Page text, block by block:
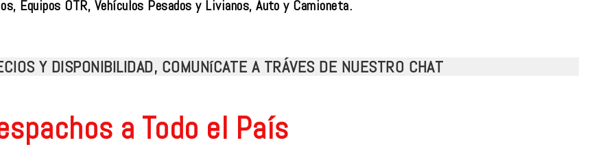
Equipos OTR, Vehículos Pesados y Livianos, Auto y Camioneta.
Y DISPONIBILIDAD, COMUNíCATE A TRÁVES DE NUESTRO CHAT
a Todo el País